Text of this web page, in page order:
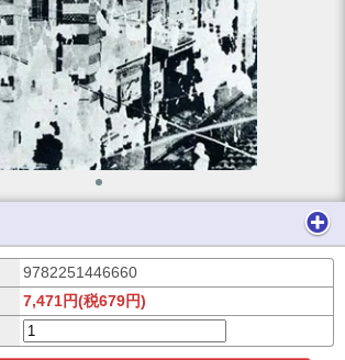
9782251446660
7,471円(税679円)